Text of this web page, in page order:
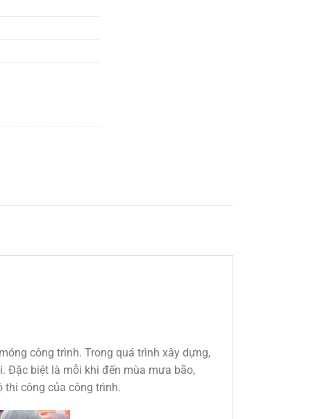
công trình. Trong quá trình xây dựng,
Đặc biệt là mỗi khi đến mùa mưa bão,
công của công trình.